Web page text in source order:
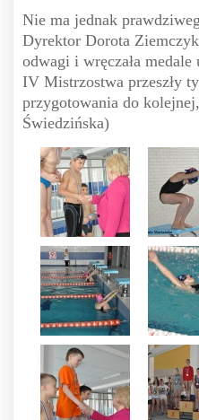
Nie ma jednak
Dyrektor Dorota
odwagi i wręczała
IV Mistrzostwa przeszły
przygotowania do
Świedzińska)